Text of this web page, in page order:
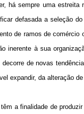
há sempre uma
defasada a seleção
de ramos de
inerente à sua
de novas
expandir, da alteração
a finalidade de